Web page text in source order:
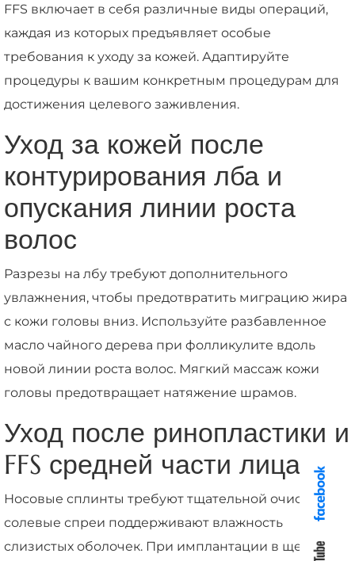
FFS включает в себя различные виды операций,
каждая из которых предъявляет особые
требования к уходу за кожей. Адаптируйте
процедуры к вашим конкретным процедурам для
достижения целевого заживления.
Уход за кожей после
контурирования лба и
опускания линии роста
волос
Разрезы на лбу требуют дополнительного
увлажнения, чтобы предотвратить миграцию жира
с кожи головы вниз. Используйте разбавленное
масло чайного дерева при фолликулите вдоль
новой линии роста волос. Мягкий массаж кожи
головы предотвращает натяжение шрамов.
Уход после ринопластики и
FFS средней части лица
Носовые сплинты требуют тщательной очистки;
солевые спреи поддерживают влажность
слизистых оболочек. При имплантации в щеки